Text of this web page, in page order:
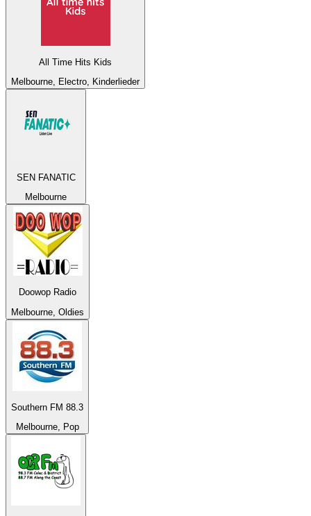
All Time Hits Kids
Melbourne, Electro, Kinderlieder
SEN FANATIC
Melbourne
Doowop Radio
Melbourne, Oldies
Southern FM 88.3
Melbourne, Pop